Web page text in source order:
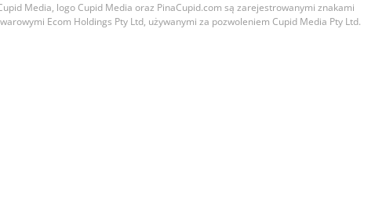
Media, logo Cupid Media oraz PinaCupid.com są zarejestrowanymi znakami
Ecom Holdings Pty Ltd, używanymi za pozwoleniem Cupid Media Pty Ltd.